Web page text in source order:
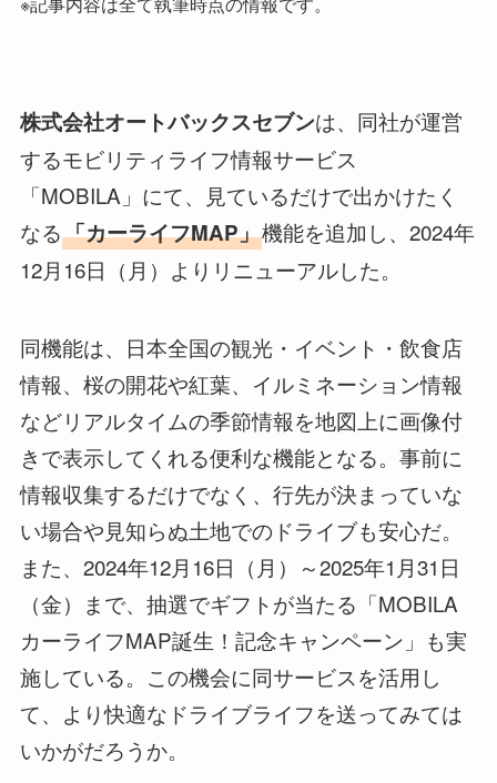
株式会社オートバックスセブンは、同社が運営
するモビリティライフ情報サービス
「MOBILA」にて、見ているだけで出かけたく
なる「カーライフMAP」機能を追加し、2024年
12月16日（月）よりリニューアルした。
同機能は、日本全国の観光・イベント・飲食店
情報、桜の開花や紅葉、イルミネーション情報
などリアルタイムの季節情報を地図上に画像付
きで表示してくれる便利な機能となる。事前に
情報収集するだけでなく、行先が決まっていな
い場合や見知らぬ土地でのドライブも安心だ。
また、2024年12月16日（月）～2025年1月31日
（金）まで、抽選でギフトが当たる「MOBILA
カーライフMAP誕生！記念キャンペーン」も実
施している。この機会に同サービスを活用し
て、より快適なドライブライフを送ってみては
いかがだろうか。